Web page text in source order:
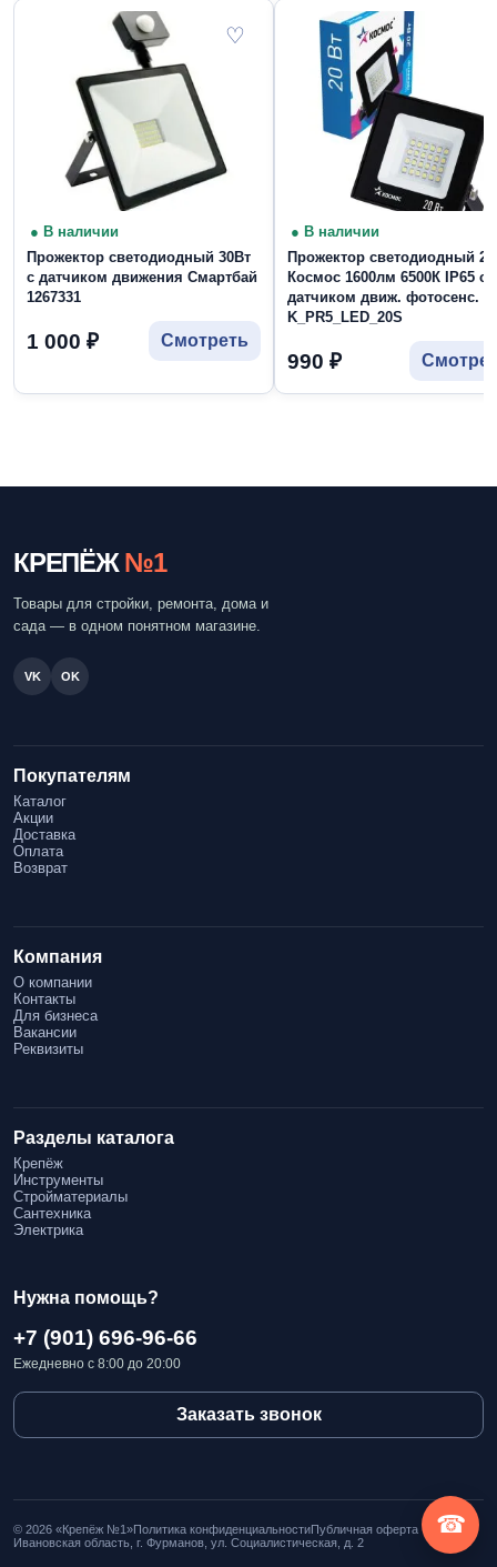
♡
● В наличии
Прожектор светодиодный 30Вт
с датчиком движения Смартбай
1267331
1 000 ₽ Смотреть
● В наличии
Прожектор светодиодный
Космос 1600лм 6500К IP65 с
датчиком движ. фотосенс.
K_PR5_LED_20S
990 ₽
КРЕПЁЖ №1
Товары для стройки, ремонта, дома и
сада — в одном понятном магазине.
VK OK
Покупателям
Каталог
Акции
Доставка
Оплата
Возврат
Компания
О компании
Контакты
Для бизнеса
Вакансии
Реквизиты
Разделы каталога
Крепёж
Инструменты
Стройматериалы
Сантехника
Электрика
Нужна помощь?
+7 (901) 696-96-66
Ежедневно с 8:00 до 20:00
Заказать звонок
© 2026 «Крепёж №1»Политика конфиденциальностиПубличная оферта
Ивановская область, г. Фурманов, ул. Социалистическая, д. 2
☎